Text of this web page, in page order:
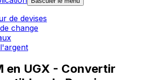
de devises
change
en UGX - Convertir